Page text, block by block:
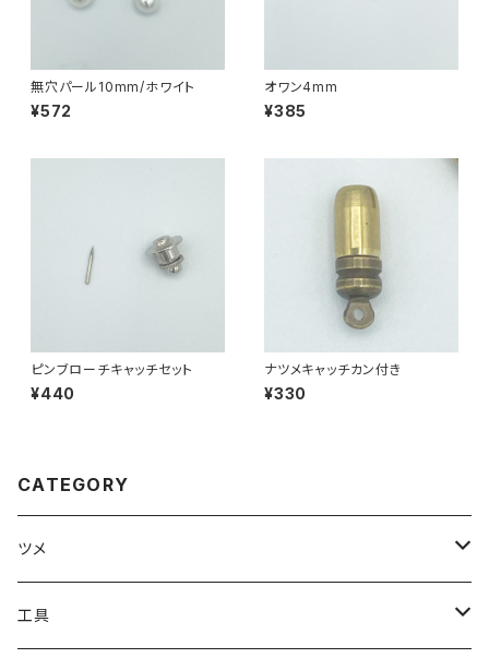
無穴パール10mm/ホワイト
¥572
オワン4mm
¥385
ピンブローチキャッチセット
¥440
ナツメキャッチカン付き
¥330
CATEGORY
ツメ
#1000番台ツメ
工具